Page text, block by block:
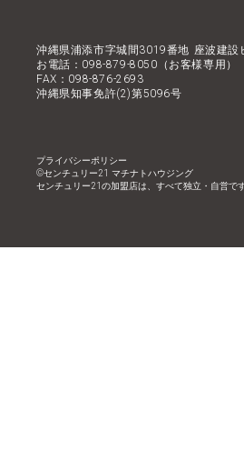
沖縄県浦添市字城間3019番地 座波建設
お電話：098-879-8050（お客様専用）
FAX：098-876-2693
沖縄県知事免許(2)第5096号
センチュリー21の加盟店は、すべて独立・自営です
©︎センチュリー21 マチナトハウジング
プライバシーポリシー